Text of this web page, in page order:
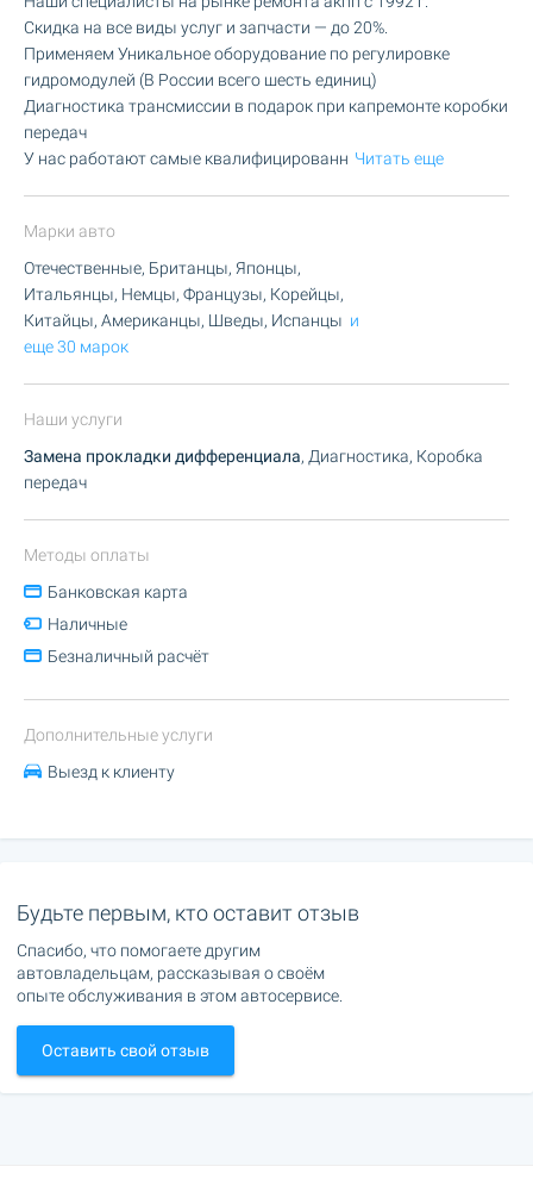
Скидка на все виды услуг и запчасти — до 20%.
Применяем Уникальное оборудование по регулировке
гидромодулей (В России всего шесть единиц)
Диагностика трансмиссии в подарок при капремонте коробки
передач
У нас работают самые квалифицированн Читать еще
Марки авто
Отечественные, Британцы, Японцы,
Итальянцы, Немцы, Французы, Корейцы,
Китайцы, Американцы, Шведы, Испанцы и
еще 30 марок
Наши услуги
Замена прокладки дифференциала, Диагностика, Коробка
передач
Методы оплаты
Банковская карта
Наличные
Безналичный расчёт
Дополнительные услуги
Выезд к клиенту
Будьте первым, кто оставит отзыв
Спасибо, что помогаете другим
автовладельцам, рассказывая о своём
опыте обслуживания в этом автосервисе.
Оставить свой отзыв